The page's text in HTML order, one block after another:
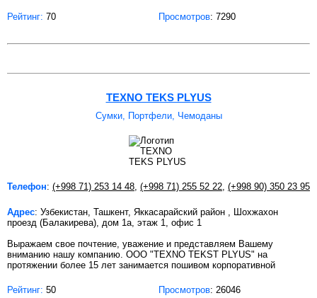
Рейтинг: 70 Просмотров: 7290
TEXNO TEKS PLYUS
Сумки, Портфели, Чемоданы
Телефон: (+998 71) 253 14 48 (+998 71) 255 52 22 (+998 90) 350 23 95
Адрес: Узбекистан, Ташкент, Яккасарайский район , Шохжахон
проезд (Балакирева), дом 1а, этаж 1, офис 1
Выражаем свое почтение, уважение и представляем Вашему
вниманию нашу компанию. ООО "TEXNO TEKST PLYUS" на
протяжении более 15 лет занимается пошивом корпоративной
Рейтинг: 50 Просмотров: 26046